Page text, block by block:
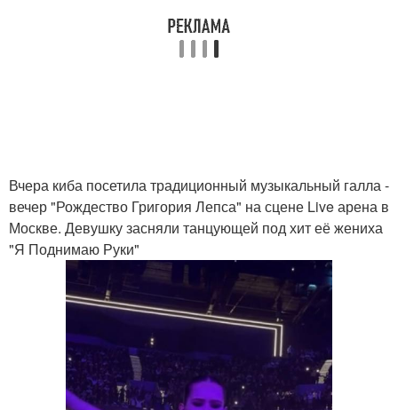
Вчера киба посетила традиционный музыкальный галла -
вечер "Рождество Григория Лепса" на сцене Live арена в
Москве. Девушку засняли танцующей под хит её жениха
"Я Поднимаю Руки"